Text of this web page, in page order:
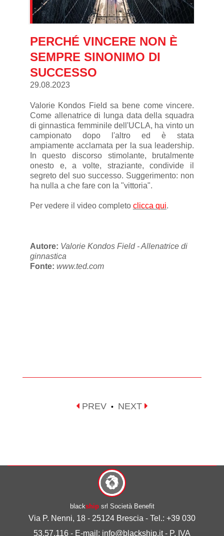
PERCHÉ VINCERE NON È
SEMPRE SINONIMO DI
SUCCESSO
29.08.2023
Valorie Kondos Field sa bene come vincere.
Come allenatrice di lunga data della squadra
di ginnastica femminile dell'UCLA, ha vinto un
campionato dopo l'altro ed è stata
ampiamente acclamata per la sua leadership.
In questo discorso stimolante, brutalmente
onesto e, a volte, straziante, condivide il
segreto del suo successo. Suggerimento: non
ha nulla a che fare con la "vittoria".
Per vedere il video completo clicca qui.
Autore: Valorie Kondos Field - Allenatrice di
ginnastica
Fonte: www.ted.com
PREV • NEXT
blackshipsrl Società Benefit
Via P. Nenni, 18 - 25124 Brescia - Tel.: +39 030
53.57.116 - E-mail: info@blackship.it - P. IVA